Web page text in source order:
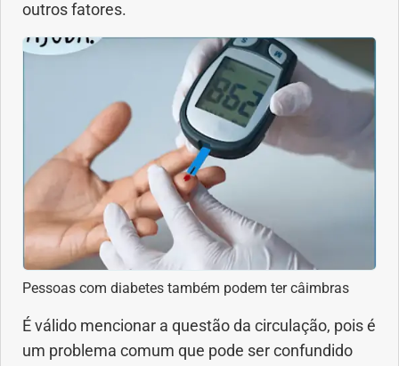
outros fatores.
Pessoas com diabetes também podem ter câimbras
É válido mencionar a questão da circulação, pois é
um problema comum que pode ser confundido